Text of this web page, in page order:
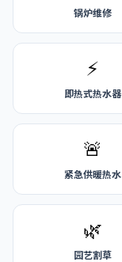
锅炉维修
⚡
即热式热水器
🚨
紧急供暖热水
🌿
园艺割草